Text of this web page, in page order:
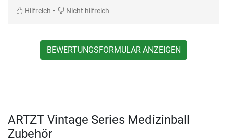
Hilfreich • Nicht hilfreich
BEWERTUNGSFORMULAR ANZEIGEN
ARTZT Vintage Series Medizinball
Zubehör